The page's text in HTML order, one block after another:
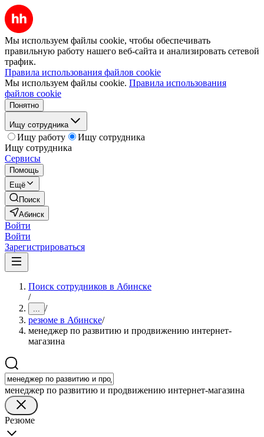
Мы используем файлы cookie, чтобы обеспечивать
правильную работу нашего веб-сайта и анализировать сетевой
трафик.
Правила использования файлов cookie
Мы используем файлы cookie. Правила использования
файлов cookie
Понятно
Ищу сотрудника
Ищу работу
Ищу сотрудника
Ищу сотрудника
Сервисы
Помощь
Ещё
Поиск
Абинск
Войти
Войти
Зарегистрироваться
Поиск сотрудников в Абинске
/
... /
резюме в Абинске/
менеджер по развитию и продвижению интернет-
магазина
менеджер по развитию и продвижению интернет-магазина
Резюме